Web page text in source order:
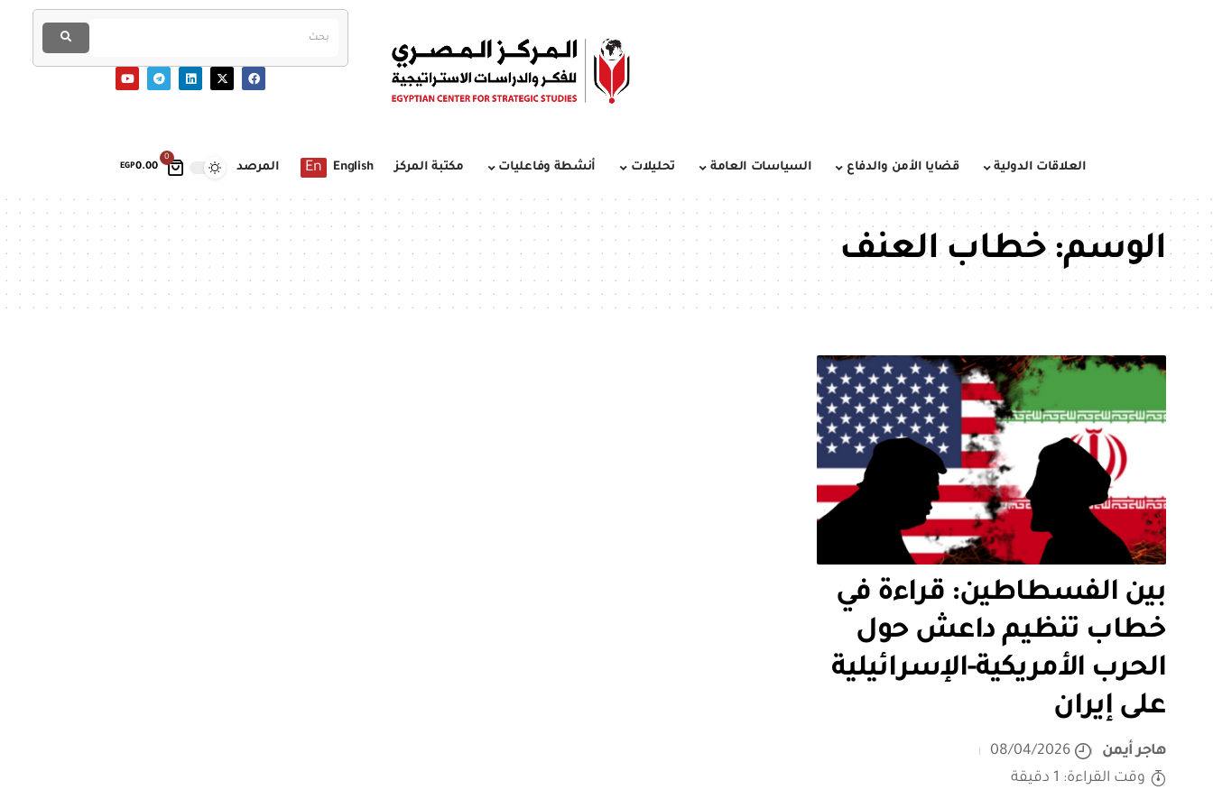
0
EGP0.00 العلاقات الدولية قضايا الأمن والدفاع السياسات العامة تحليلات أنشطة وفاعليات مكتبة المركز English
En المرصد
الوسم:خطاب العنف
بين الفسطاطين: قراءة في
خطاب تنظيم داعش حول
الحرب الأمريكية-الإسرائيلية
على إيران
هاجر أيمن
08/04/2026
وقت القراءة: 1 دقيقة